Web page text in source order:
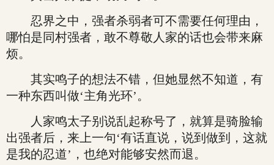
忍界之中，强者杀弱者可不需要任何理由，
哪怕是同村强者，敢不尊敬人家的话也会带来麻
烦。
其实鸣子的想法不错，但她显然不知道，有
一种东西叫做‘主角光环’。
人家鸣太子别说乱起称号了，就算是骑脸输
出强者后，来上一句‘有话直说，说到做到，这就
是我的忍道’，也绝对能够安然而退。